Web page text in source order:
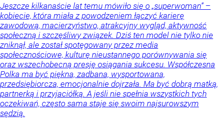
Jeszcze kilkanaście lat temu mówiło się o „superwoman” –
kobiecie, która miała z powodzeniem łączyć karierę
zawodową, macierzyństwo, atrakcyjny wygląd, aktywność
społeczną i szczęśliwy związek. Dziś ten model nie tylko nie
zniknął, ale został spotęgowany przez media
społecznościowe, kulturę nieustannego porównywania się
oraz wszechobecną presję osiągania sukcesu. Współczesna
Polka ma być piękna, zadbana, wysportowana,
przedsiębiorcza, emocjonalnie dojrzała. Ma być dobrą matką,
partnerką i przyjaciółką. A jeśli nie spełnia wszystkich tych
oczekiwań, często sama staje się swoim najsurowszym
sędzią.